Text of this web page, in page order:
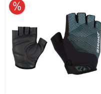
10% reduziert